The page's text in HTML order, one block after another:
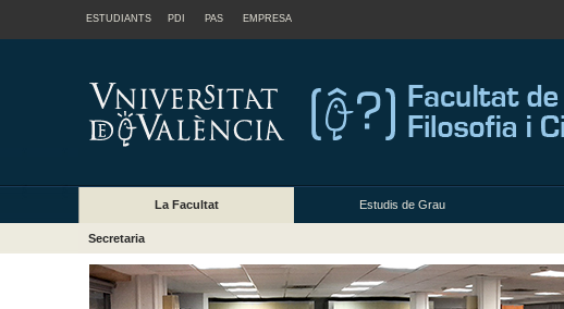
ESTUDIANTS PDI PAS EMPRESA
La Facultat Estudis de Grau
Secretaria